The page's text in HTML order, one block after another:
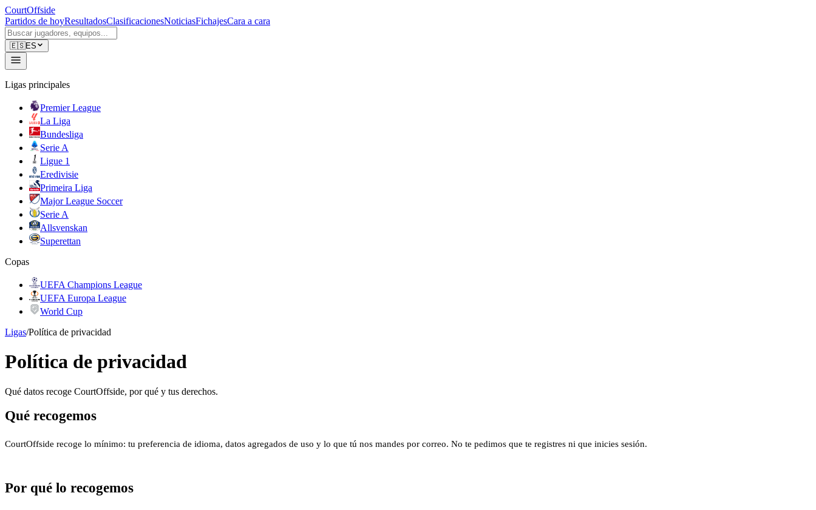
CourtOffside
Partidos de hoyResultadosClasificacionesNoticiasFichajesCara a cara
🇪🇸ES
Ligas principales
Premier League
La Liga
Bundesliga
Serie A
Ligue 1
Eredivisie
Primeira Liga
Major League Soccer
Serie A
Allsvenskan
Superettan
Copas
UEFA Champions League
UEFA Europa League
World Cup
Ligas/Política de privacidad
Política de privacidad
Qué datos recoge CourtOffside, por qué y tus derechos.
Qué recogemos
CourtOffside recoge lo mínimo: tu preferencia de idioma, datos agregados de uso y lo que tú nos mandes por correo. No te pedimos que te registres ni que inicies sesión.
Por qué lo recogemos